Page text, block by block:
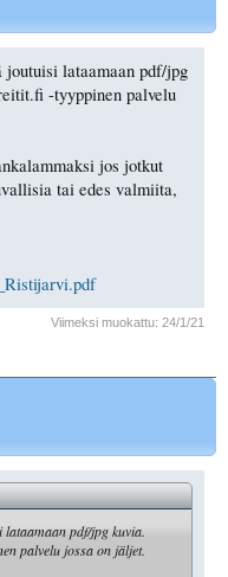
lataamaan pdf/jpg
-tyyppinen palvelu
jos jotkut
tai edes valmiita,
Viimeksi muokattu: 24/1/21
lataamaan pdf/jpg kuvia.
palvelu jossa on jäljet.